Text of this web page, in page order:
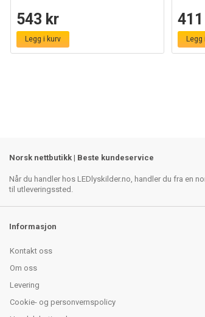
543 kr
Legg i kurv Legg
Norsk nettbutikk | Beste kundeservice
Når du handler hos LEDlyskilder.no, handler du fra en
til utleveringssted.
Informasjon
Kontakt oss
Om oss
Levering
Cookie- og personvernspolicy